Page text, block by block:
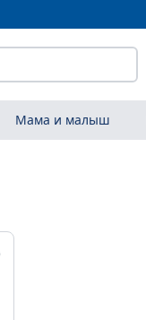
Мама и малыш